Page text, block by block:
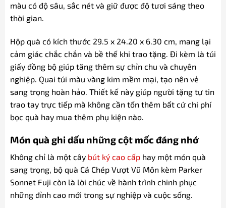
màu có độ sâu, sắc nét và giữ được độ tươi sáng theo
thời gian.
Hộp quà có kích thước 29.5 x 24.20 x 6.30 cm, mang lại
cảm giác chắc chắn và bề thế khi trao tặng. Đi kèm là túi
giấy đồng bộ giúp tăng thêm sự chỉn chu và chuyên
nghiệp. Quai túi màu vàng kim mềm mại, tạo nên vẻ
sang trọng hoàn hảo. Thiết kế này giúp người tặng tự tin
trao tay trực tiếp mà không cần tốn thêm bất cứ chi phí
bọc quà hay mua thêm phụ kiện nào.
Món quà ghi dấu những cột mốc đáng nhớ
Không chỉ là một cây bút ký cao cấphay một món quà
sang trọng, bộ quà Cá Chép Vượt Vũ Môn kèm Parker
Sonnet Fuji còn là lời chúc về hành trình chinh phục
những đỉnh cao mới trong sự nghiệp và cuộc sống.